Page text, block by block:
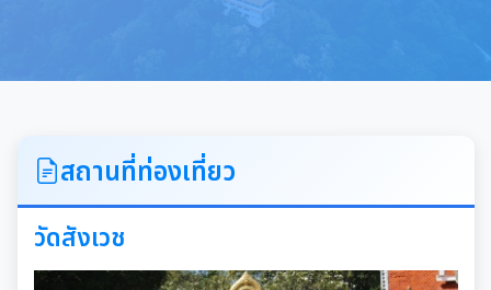
สถานที่ท่องเที่ยว
วัดสังเวช